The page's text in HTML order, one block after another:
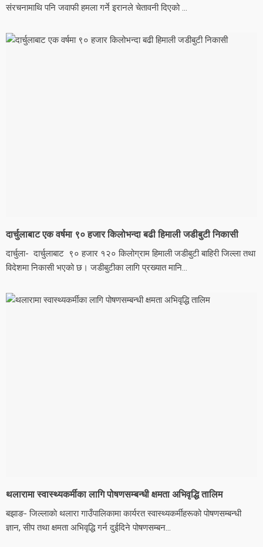
संरचनामाथि पनि जवाफी हमला गर्ने इरानले चेतावनी दिएको ...
दार्चुलाबाट एक वर्षमा ९० हजार किलोभन्दा बढी हिमाली जडीबुटी निकासी
दार्चुला- दार्चुलाबाट ९० हजार १२० किलोग्राम हिमाली जडीबुटी बाहिरी जिल्ला तथा
विदेशमा निकासी भएको छ। जडीबुटीका लागि प्रख्यात मानि...
थलारामा स्वास्थ्यकर्मीका लागि पोषणसम्बन्धी क्षमता अभिवृद्धि तालिम
बझाङ- जिल्लाकाे थलारा गाउँपालिकामा कार्यरत स्वास्थ्यकर्मीहरूको पोषणसम्बन्धी
ज्ञान, सीप तथा क्षमता अभिवृद्धि गर्न दुईदिने पोषणसम्बन...